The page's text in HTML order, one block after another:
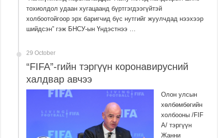
тохиолдол удаан хугацаанд бүртгэгдээгүйтэй
холбоотойгоор эрх баригчид бүс нутгийг жуулчдад нээхээр
шийдсэн” гэж БНСУ-ын Үндэстнээ …
29 October
“FIFA”-гийн тэргүүн коронавирусний
халдвар авчээ
Олон улсын
хөлбөмбөгийн
холбооны /FIF
A/ тэргүүн
Жанни